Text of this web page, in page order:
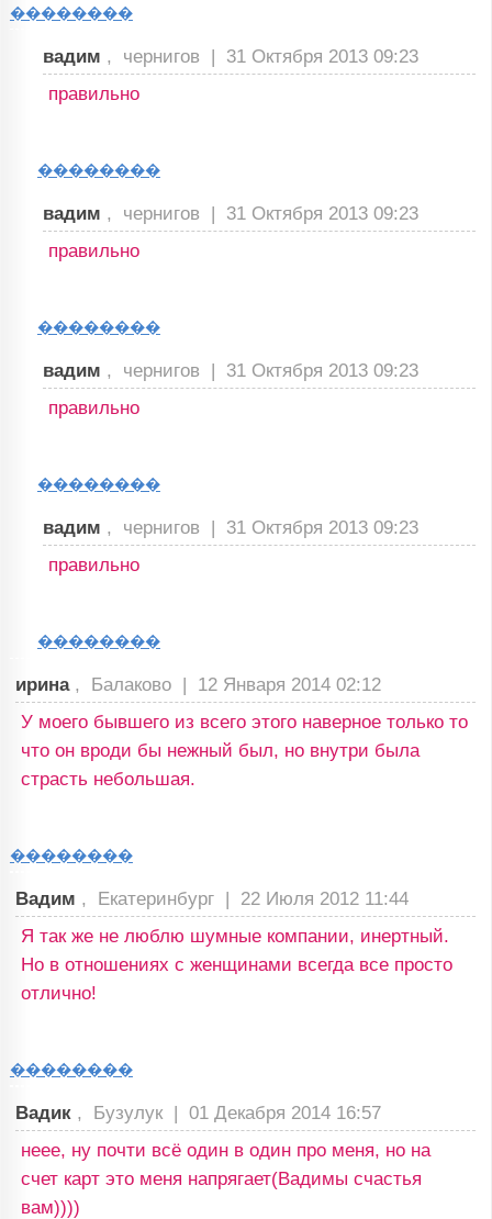
��������
вадим , чернигов | 31 Октября 2013 09:23
правильно
��������
вадим , чернигов | 31 Октября 2013 09:23
правильно
��������
вадим , чернигов | 31 Октября 2013 09:23
правильно
��������
вадим , чернигов | 31 Октября 2013 09:23
правильно
��������
ирина , Балаково | 12 Января 2014 02:12
У моего бывшего из всего этого наверное только то
что он вроди бы нежный был, но внутри была
страсть небольшая.
��������
Вадим , Екатеринбург | 22 Июля 2012 11:44
Я так же не люблю шумные компании, инертный.
Но в отношениях с женщинами всегда все просто
отлично!
��������
Вадик , Бузулук | 01 Декабря 2014 16:57
неее, ну почти всё один в один про меня, но на
счет карт это меня напрягает(Вадимы счастья
вам))))